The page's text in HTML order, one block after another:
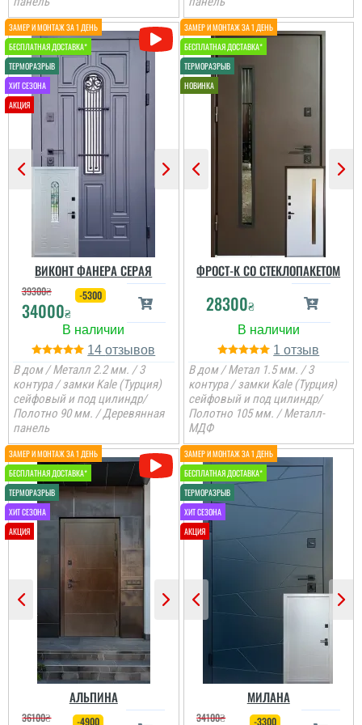
Вероніка
Питання поирібно було
вирішувати, так як старі
з усім взимку
справились. Пишемо
відгук тільки зараз ...
читати всі відгуки
більше по ціні та якості,
отримували товар новою
поштою. все приїхало
вчано та ціле. Двері ну
просто тов...
Анжела
3-4 дні і двері вже були
встановлені, причому
так акуратно все
зробили, що в середині
не потрібно робити
відкосів. Фото нище
додаю....
читати всі відгуки
Коли дійсно по класній
ціні замовляєш собі
двері в будинок, а вони
виглядають в рази
читати всі відгуки
ВИКОНТ ФАНЕРА СЕРАЯ
39300₴
34000₴
-5300
14
В дом / Металл 2.2 мм. / 3
контура / замки Kale (Турция)
сейфовый и под цилиндр/
Полотно 90 мм. / Деревянная
панель
ФРОСТ-К СО СТЕКЛОПАКЕТОМ
28300₴
1
В дом / Метал 1.5 мм. / 3
контура / замки Kale (Турция)
сейфовый и под цилиндр/
Полотно 105 мм. / Металл-
МДФ
АЛЬПИНА
36100₴ -4900
МИЛАНА
34100₴ -3300